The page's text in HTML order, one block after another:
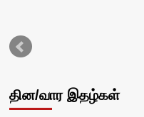
தின/வார இதழ்கள்